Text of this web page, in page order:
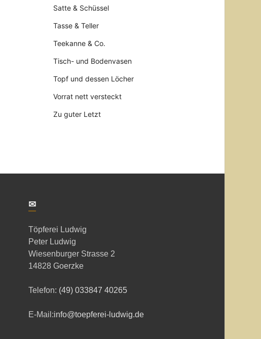
Satte & Schüssel
Tasse & Teller
Teekanne & Co.
Tisch- und Bodenvasen
Topf und dessen Löcher
Vorrat nett versteckt
Zu guter Letzt
✉
Töpferei Ludwig
Peter Ludwig
Wiesenburger Strasse 2
14828 Goerzke
Telefon: (49) 033847 40265
E-Mail:info@toepferei-ludwig.de